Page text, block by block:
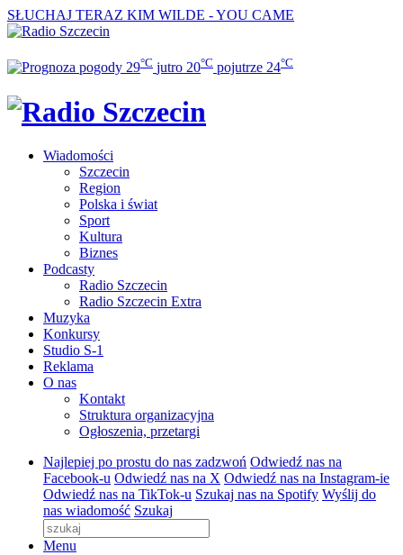
SŁUCHAJ TERAZ KIM WILDE - YOU CAME
29°C jutro 20°C pojutrze 24°C
Wiadomości
Szczecin
Region
Polska i świat
Sport
Kultura
Biznes
Podcasty
Radio Szczecin
Radio Szczecin Extra
Muzyka
Konkursy
Studio S-1
Reklama
O nas
Kontakt
Struktura organizacyjna
Ogłoszenia, przetargi
Najlepiej po prostu do nas zadzwoń Odwiedź nas na
Facebook-u Odwiedź nas na X Odwiedź nas na Instagram-ie
Odwiedź nas na TikTok-u Szukaj nas na Spotify Wyślij do
nas wiadomość Szukaj
Menu